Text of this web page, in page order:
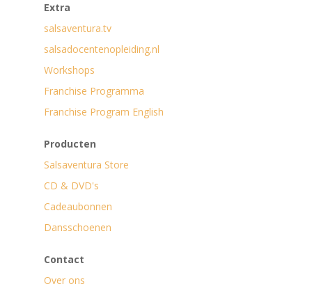
Extra
salsaventura.tv
salsadocentenopleiding.nl
Workshops
Franchise Programma
Franchise Program English
Producten
Salsaventura Store
CD & DVD's
Cadeaubonnen
Dansschoenen
Contact
Over ons